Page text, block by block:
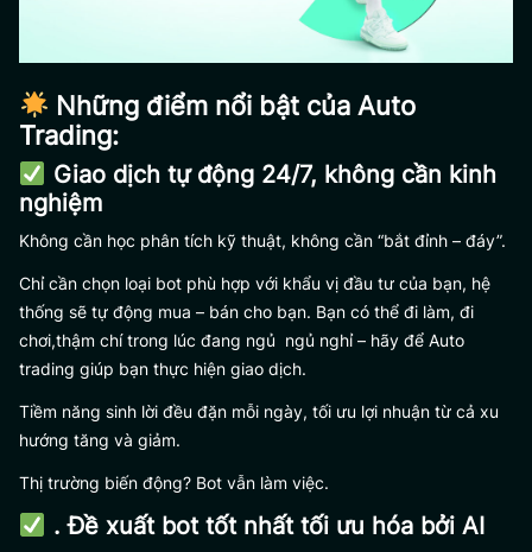
Những điểm nổi bật của Auto
Trading:
Giao dịch tự động 24/7, không cần kinh
nghiệm
Không cần học phân tích kỹ thuật, không cần “bắt đỉnh – đáy”.
Chỉ cần chọn loại bot phù hợp với khẩu vị đầu tư của bạn, hệ
thống sẽ tự động mua – bán cho bạn. Bạn có thể đi làm, đi
chơi,thậm chí trong lúc đang ngủ ngủ nghỉ – hãy để Auto
trading giúp bạn thực hiện giao dịch.
Tiềm năng sinh lời đều đặn mỗi ngày, tối ưu lợi nhuận từ cả xu
hướng tăng và giảm.
Thị trường biến động? Bot vẫn làm việc.
. Đề xuất bot tốt nhất tối ưu hóa bởi AI